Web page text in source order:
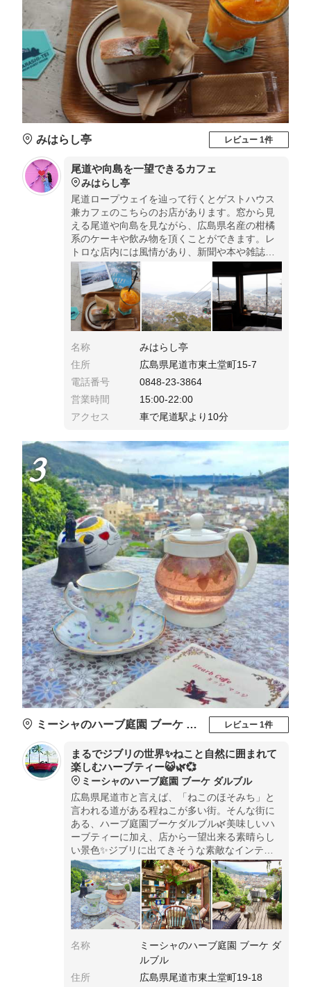
みはらし亭 レビュー 1件
尾道や向島を一望できるカフェ
みはらし亭
尾道ロープウェイを辿って行くとゲストハウス
兼カフェのこちらのお店があります。窓から見
える尾道や向島を見ながら、広島県名産の柑橘
系のケーキや飲み物を頂くことができます。レ
トロな店内には風情があり、新聞や本や雑誌を
楽しむことができます。
名称
みはらし亭
住所
広島県尾道市東土堂町15-7
電話番号
0848-23-3864
営業時間
15:00-22:00
アクセス
車で尾道駅より10分
3
ミーシャのハーブ庭園 ブーケ ダルブル レビュー 1件
まるでジブリの世界✨ねこと自然に囲まれて
楽しむハーブティー😺🌿💞
ミーシャのハーブ庭園 ブーケ ダルブル
広島県尾道市と言えば、「ねこのほそみち」と
言われる道がある程ねこが多い街。そんな街に
ある、ハーブ庭園ブーケダルブル🌿美味しいハ
ーブティーに加え、店から一望出来る素晴らし
い景色✨ジブリに出てきそうな素敵なインテリ
ア📖まるでジブリ映画の主人公になった気分に
なりませんか？中では占いもしてもらえますよ
🔮
名称
ミーシャのハーブ庭園 ブーケ ダ
ルブル
住所
広島県尾道市東土堂町19-18